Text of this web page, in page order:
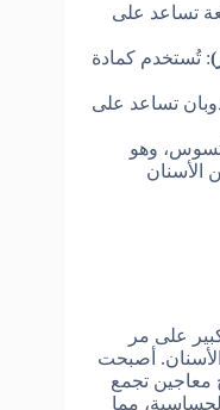
تساعد على
: تُستخدم كمادة
تساعد على
وهو
على مر
أصبحت
معاجين تجمع
مما